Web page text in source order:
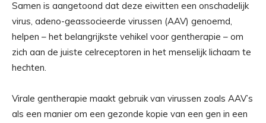
Samen is aangetoond dat deze eiwitten een onschadelijk
virus, adeno-geassocieerde virussen (AAV) genoemd,
helpen – het belangrijkste vehikel voor gentherapie – om
zich aan de juiste celreceptoren in het menselijk lichaam te
hechten.
Virale gentherapie maakt gebruik van virussen zoals AAV’s
als een manier om een ​​gezonde kopie van een gen in een